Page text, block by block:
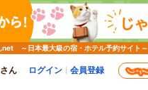
net ～日本最大級の宿・ホテル予約サイト～
ん ログイン 会員登録